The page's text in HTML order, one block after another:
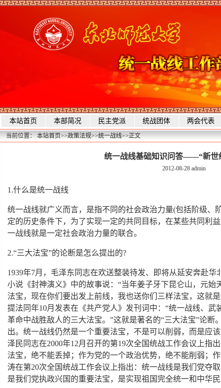
本站首页 本部简况 民主党派 统战团体 两会代表
当前位置：本站首页>>政策法规>>统一战线>>正文
统一战线基础知识问答——“新世
2012-08-28 admin
1.什么是统一战线
统一战线就广义而言，是指不同的社会政治力量(包括阶级、
定的历史条件下，为了实现一定的共同目标，在某些共同利
一战线就是一定社会政治力量的联合。
2.“三大法宝”的论断是怎么提出的?
1939年7月，毛泽东同志在欢送整装待发、即将从延安奔赴
小说《封神演义》中的故事说：“当年姜子牙下昆仑山，元
法宝，现在你们要出发上前线，我也送你们三样法宝，这就
提法同年10月发表在《共产党人》发刊词中：“统一战线、
革命中战胜敌人的三大法宝。”这就是著名的“三大法宝”论断
出。统一战线仍然是一个重要法宝，不是可以削弱，而是应
泽民同志在2000年12月召开的第19次全国统战工作会议上指
法宝，绝不能丢掉；作为党的一个政治优势，绝不能削弱；
涛在第20次全国统战工作会议上指出：统一战线是我们党夺
是我们党执政兴国的重要法宝，是实现祖国完全统一和中华